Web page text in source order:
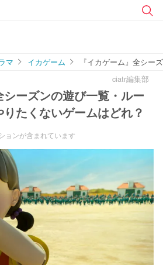
マ イカゲーム
『イカゲーム』全シー
ciatr編集部
シーズンの遊び一覧・ルー
たくないゲームはどれ？
ョンが含まれています